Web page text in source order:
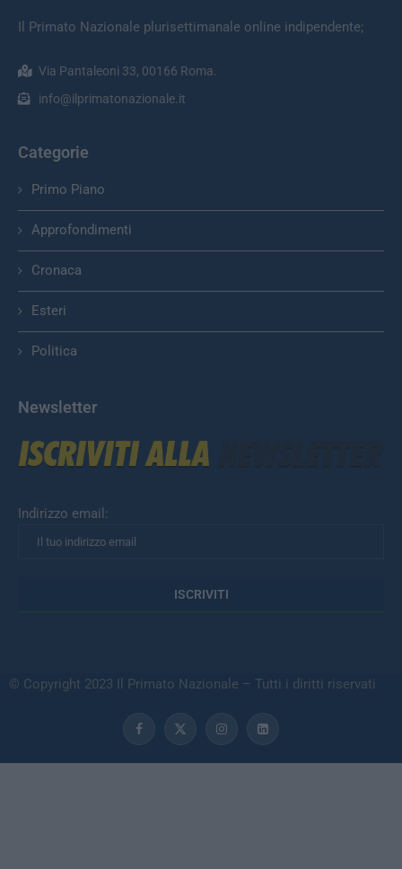
Il Primato Nazionale plurisettimanale online indipendente;
Via Pantaleoni 33, 00166 Roma.
info@ilprimatonazionale.it
Categorie
Primo Piano
Approfondimenti
Cronaca
Esteri
Politica
Newsletter
Indirizzo email:
© Copyright 2023 Il Primato Nazionale – Tutti i diritti riservati